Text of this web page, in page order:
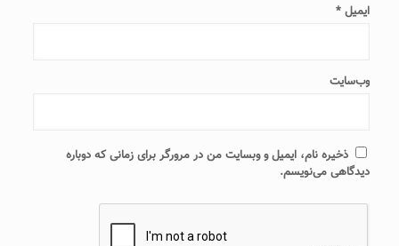
ایمیل *
وب‌سایت
ذخیره نام، ایمیل و وبسایت من در مرورگر برای زمانی که دوباره
دیدگاهی می‌نویسم.